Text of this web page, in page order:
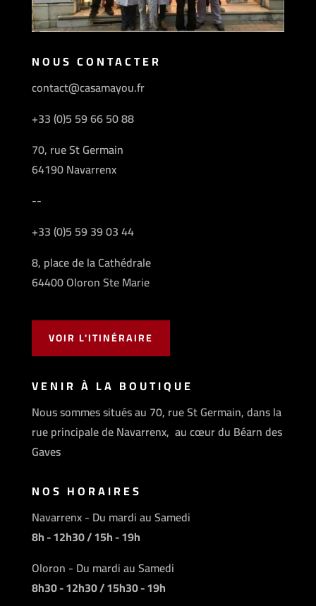
NOUS CONTACTER
contact@casamayou.fr
+33 (0)5 59 66 50 88
70, rue St Germain
64190 Navarrenx
--
+33 (0)5 59 39 03 44
8, place de la Cathédrale
64400 Oloron Ste Marie
VOIR L'ITINÉRAIRE
VENIR À LA BOUTIQUE
Nous sommes situés au 70, rue St Germain, dans la
rue principale de Navarrenx, au cœur du Béarn des
Gaves
NOS HORAIRES
Navarrenx - Du mardi au Samedi
8h - 12h30 / 15h - 19h
Oloron - Du mardi au Samedi
8h30 - 12h30 / 15h30 - 19h